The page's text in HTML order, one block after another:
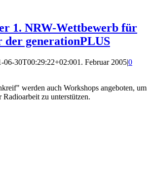
1. NRW-Wettbewerb für
der generationPLUS
06-30T00:29:22+02:001. Februar 2005|0
werden auch Workshops angeboten, um
Radioarbeit zu unterstützen.